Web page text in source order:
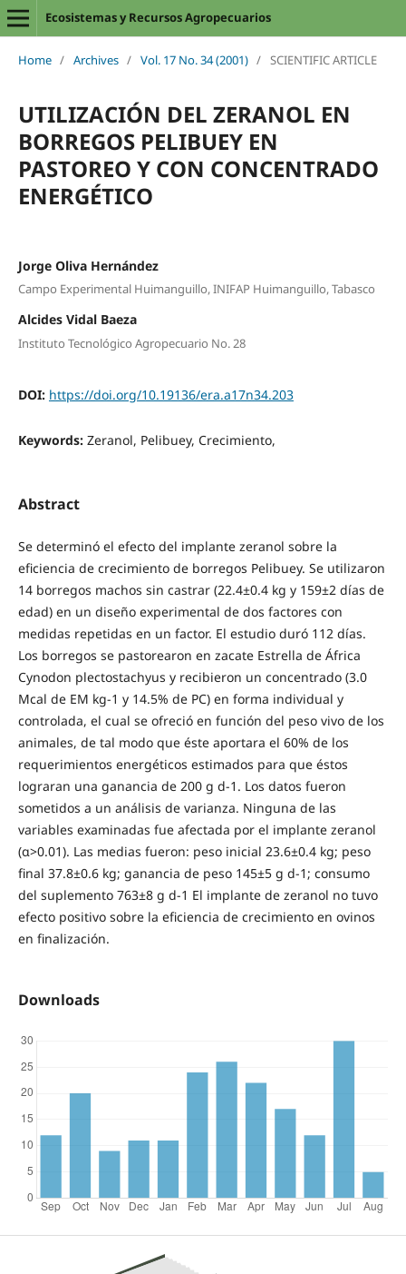
Ecosistemas y Recursos Agropecuarios
Home / Archives / Vol. 17 No. 34 (2001) / SCIENTIFIC ARTICLE
UTILIZACIÓN DEL ZERANOL EN
BORREGOS PELIBUEY EN
PASTOREO Y CON CONCENTRADO
ENERGÉTICO
Jorge Oliva Hernández
Campo Experimental Huimanguillo, INIFAP Huimanguillo, Tabasco
Alcides Vidal Baeza
Instituto Tecnológico Agropecuario No. 28
DOI: https://doi.org/10.19136/era.a17n34.203
Keywords: Zeranol, Pelibuey, Crecimiento,
Abstract
Se determinó el efecto del implante zeranol sobre la
eficiencia de crecimiento de borregos Pelibuey. Se utilizaron
14 borregos machos sin castrar (22.4±0.4 kg y 159±2 días de
edad) en un diseño experimental de dos factores con
medidas repetidas en un factor. El estudio duró 112 días.
Los borregos se pastorearon en zacate Estrella de África
Cynodon plectostachyus y recibieron un concentrado (3.0
Mcal de EM kg-1 y 14.5% de PC) en forma individual y
controlada, el cual se ofreció en función del peso vivo de los
animales, de tal modo que éste aportara el 60% de los
requerimientos energéticos estimados para que éstos
lograran una ganancia de 200 g d-1. Los datos fueron
sometidos a un análisis de varianza. Ninguna de las
variables examinadas fue afectada por el implante zeranol
(α>0.01). Las medias fueron: peso inicial 23.6±0.4 kg; peso
final 37.8±0.6 kg; ganancia de peso 145±5 g d-1; consumo
del suplemento 763±8 g d-1 El implante de zeranol no tuvo
efecto positivo sobre la eficiencia de crecimiento en ovinos
en finalización.
Downloads